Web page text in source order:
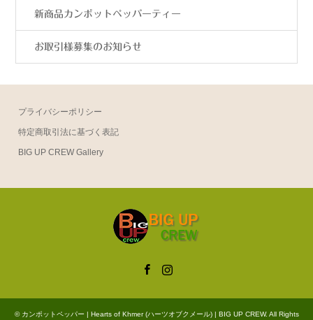
新商品カンポットペッパーティー
お取引様募集のお知らせ
プライバシーポリシー
特定商取引法に基づく表記
BIG UP CREW Gallery
© カンポットペッパー | Hearts of Khmer (ハーツオブクメール) | BIG UP CREW. All Rights